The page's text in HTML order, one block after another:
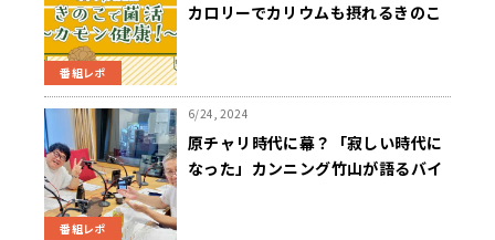
番組レポ
カロリーでカリウムも摂れるきのこ
番組レポ
6/24, 2024
原チャリ時代に幕？「寂しい時代に
なった」カンニング竹山が語るバイ